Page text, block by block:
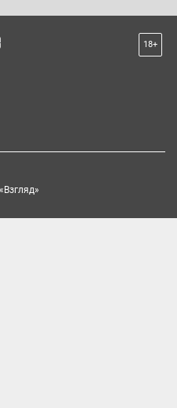
18+